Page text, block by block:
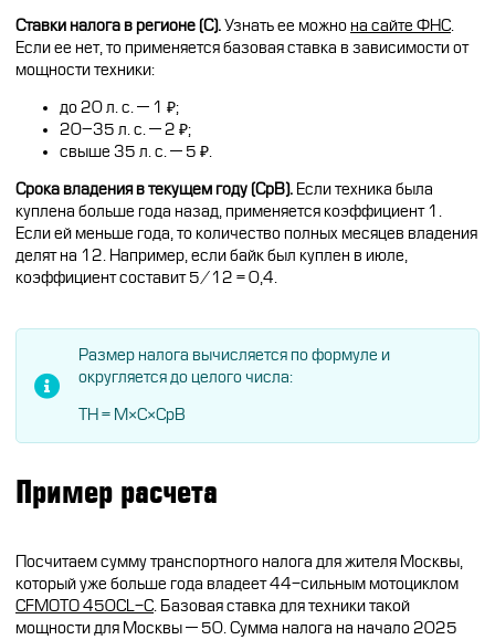
Ставки налога в регионе (С).Узнать ее можнона сайте ФНС.
Если ее нет, то применяется базовая ставка в зависимости от
мощности техники:
до 20 л. с. — 1 ₽;
20–35 л. с. — 2 ₽;
свыше 35 л. с. — 5 ₽.
Срока владения в текущем году (СрВ). Если техника была
куплена больше года назад, применяется коэффициент 1.
Если ей меньше года, то количество полных месяцев владения
делят на 12. Например, если байк был куплен в июле,
коэффициент составит 5/12 = 0,4.
Размер налога вычисляется по формуле и
округляется до целого числа:
ТН = М×С×СрВ
Пример расчета
Посчитаем сумму транспортного налога для жителя Москвы,
который уже больше года владеет 44-сильным мотоциклом
CFMOTO 450CL-C. Базовая ставка для техники такой
мощности для Москвы — 50. Сумма налога на начало 2025